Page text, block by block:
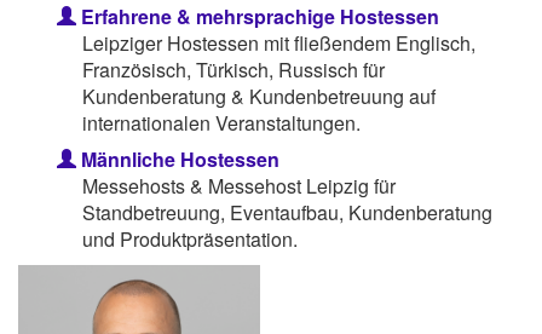
Erfahrene & mehrsprachige Hostessen
Leipziger Hostessen mit fließendem Englisch,
Französisch, Türkisch, Russisch für
Kundenberatung & Kundenbetreuung auf
internationalen Veranstaltungen.
Männliche Hostessen
Messehosts & Messehost Leipzig für
Standbetreuung, Eventaufbau, Kundenberatung
und Produktpräsentation.